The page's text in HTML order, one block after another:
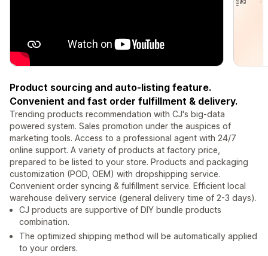
Product sourcing and auto-listing feature.
Convenient and fast order fulfillment & delivery.
Trending products recommendation with CJ's big-data
powered system. Sales promotion under the auspices of
marketing tools. Access to a professional agent with 24/7
online support. A variety of products at factory price,
prepared to be listed to your store. Products and packaging
customization (POD, OEM) with dropshipping service.
Convenient order syncing & fulfillment service. Efficient local
warehouse delivery service (general delivery time of 2-3 days).
CJ products are supportive of DIY bundle products
combination.
The optimized shipping method will be automatically applied
to your orders.